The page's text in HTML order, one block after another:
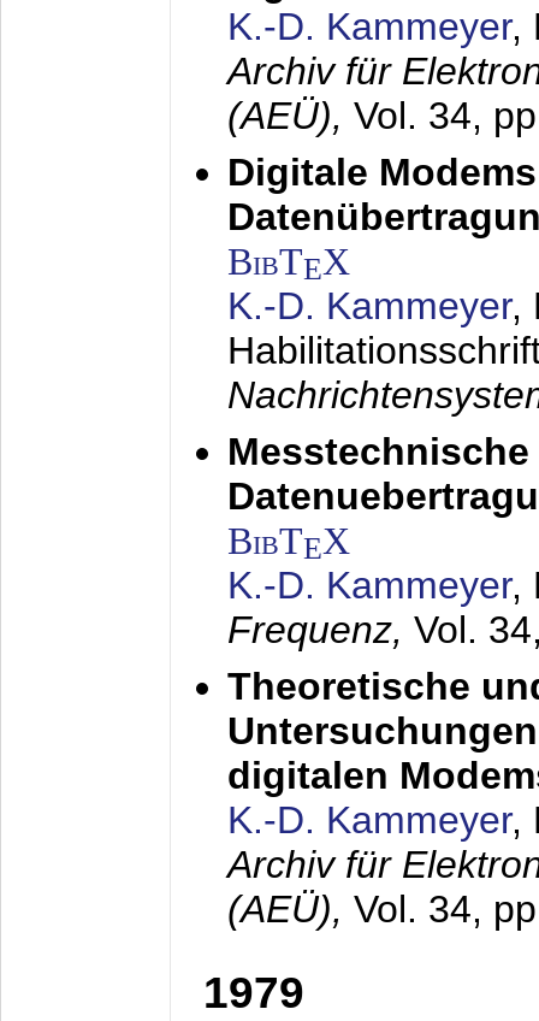
K.-D. Kammeyer,
Archiv für
(AEÜ), Vol. 34,
Digitale
BibTEX
K.-D. Kammeyer,
BibTEX
K.-D. Kammeyer,
Frequenz, Vol.
Theoretische
digitalen
K.-D. Kammeyer,
Archiv für
(AEÜ), Vol. 34,
1979